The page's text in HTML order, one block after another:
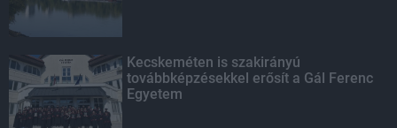
Kecskeméten is szakirányú
továbbképzésekkel erősít a Gál Ferenc
Egyetem